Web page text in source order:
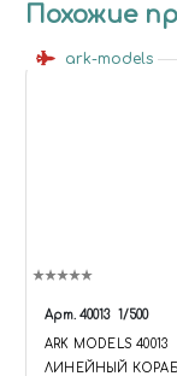
Похожие
ark-models
Арт. 40013 1/500
ARK MODELS 40013
ЛИНЕЙНЫЙ